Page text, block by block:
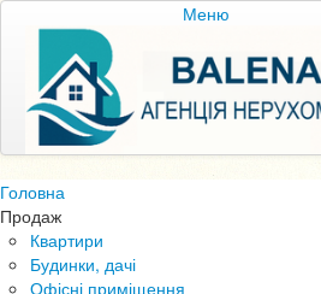
Меню
Головна
Продаж
Квартири
Будинки, дачі
Офісні приміщення